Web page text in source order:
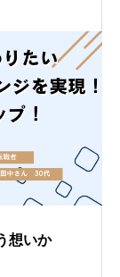
想いか